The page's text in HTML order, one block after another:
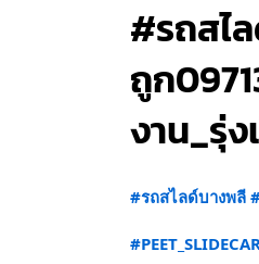
#รถสไ
ถูก
งาน_รุ่
#รถสไลด์บางพลี
#PEET_SLIDECAR